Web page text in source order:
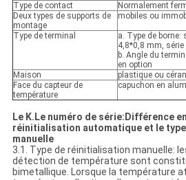
Type de contact
Normalement
Deux types de supports de
montage
mobiles ou
Type de terminal
a. Type de borne:
4,8*0,8 mm,
b. Angle du
en option
Maison
plastique ou
Face du capteur de
température
capuchon en
Le K. Le numéro de série: Différence
réinitialisation automatique et le
manuelle
3.1. Type de réinitialisation manuelle:
détection de température sont
bimetallique. Lorsque la température